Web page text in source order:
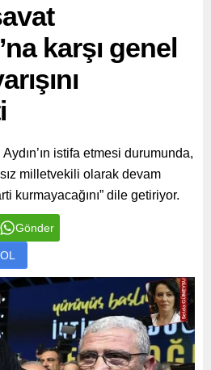
karşı genel
istifa etmesi durumunda,
milletvekili olarak devam
kurmayacağını” dile getiriyor.
Gönder